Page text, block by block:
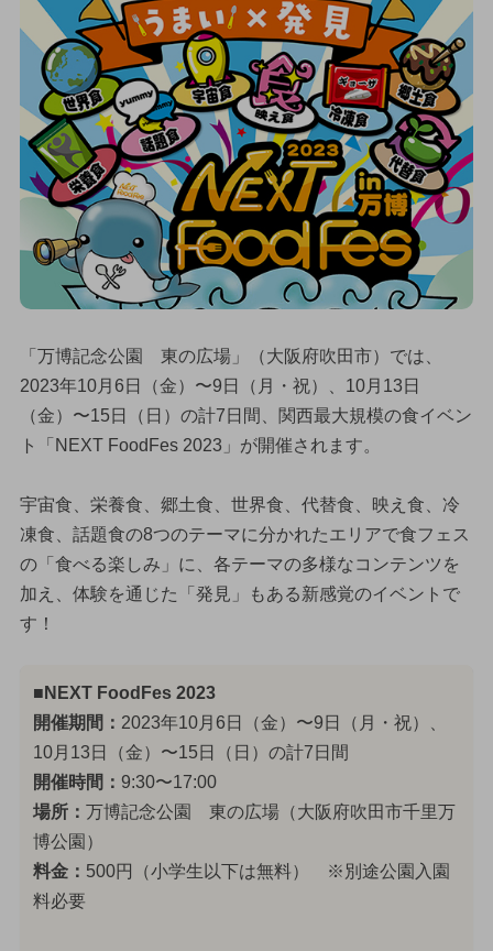
「万博記念公園 東の広場」（大阪府吹田市）では、
2023年10月6日（金）〜9日（月・祝）、10月13日
（金）〜15日（日）の計7日間、関西最大規模の食イベン
ト「NEXT FoodFes 2023」が開催されます。
宇宙食、栄養食、郷土食、世界食、代替食、映え食、冷
凍食、話題食の8つのテーマに分かれたエリアで食フェス
の「食べる楽しみ」に、各テーマの多様なコンテンツを
加え、体験を通じた「発見」もある新感覚のイベントで
す！
■NEXT FoodFes 2023
開催期間： 2023年10月6日（金）〜9日（月・祝）、
10月13日（金）〜15日（日）の計7日間
開催時間： 9:30〜17:00
場所： 万博記念公園 東の広場（大阪府吹田市千里万
博公園）
料金： 500円（小学生以下は無料） ※別途公園入園
料必要